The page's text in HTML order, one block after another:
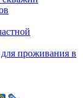
проживания в